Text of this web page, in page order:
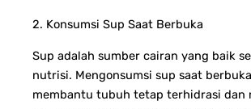
2. Konsumsi Sup Saat Berbuka
Sup adalah sumber cairan yang baik
nutrisi. Mengonsumsi sup saat
membantu tubuh tetap terhidrasi dan